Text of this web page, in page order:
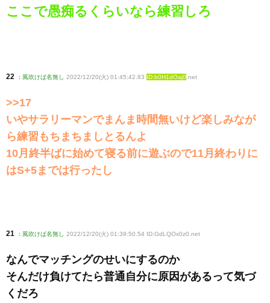
ここで愚痴るくらいなら練習しろ
22 : 風吹けば名無し 2022/12/20(火) 01:45:42.83 ID:b0H1dOaj0 .net
>>17
いやサラリーマンでまんま時間無いけど楽しみなが
ら練習もちまちましとるんよ
10月終半ばに始めて寝る前に遊ぶので11月終わりに
はS+5までは行ったし
21 : 風吹けば名無し 2022/12/20(火) 01:39:50.54 ID:GdLQOx0z0 .net
なんでマッチングのせいにするのか
そんだけ負けてたら普通自分に原因があるって気づ
くだろ